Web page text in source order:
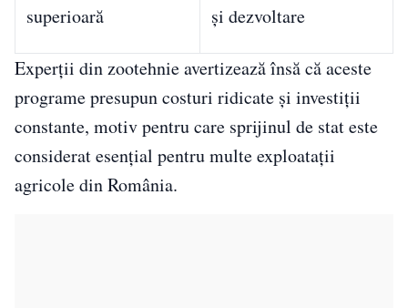
superioară
și dezvoltare
Experții din zootehnie avertizează însă că aceste
programe presupun costuri ridicate și investiții
constante, motiv pentru care sprijinul de stat este
considerat esențial pentru multe exploatații
agricole din România.